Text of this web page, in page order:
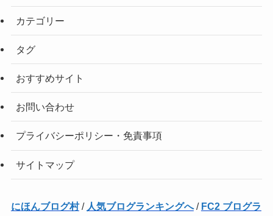
カテゴリー
タグ
おすすめサイト
お問い合わせ
プライバシーポリシー・免責事項
サイトマップ
にほんブログ村/ 人気ブログランキングへ/ FC2 ブログラ